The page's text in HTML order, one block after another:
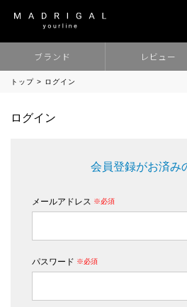
ブランド レビュー
トップ ログイン
ログイン
会員登録がお済み
メールアドレス
(必須)
パスワード
(必須)